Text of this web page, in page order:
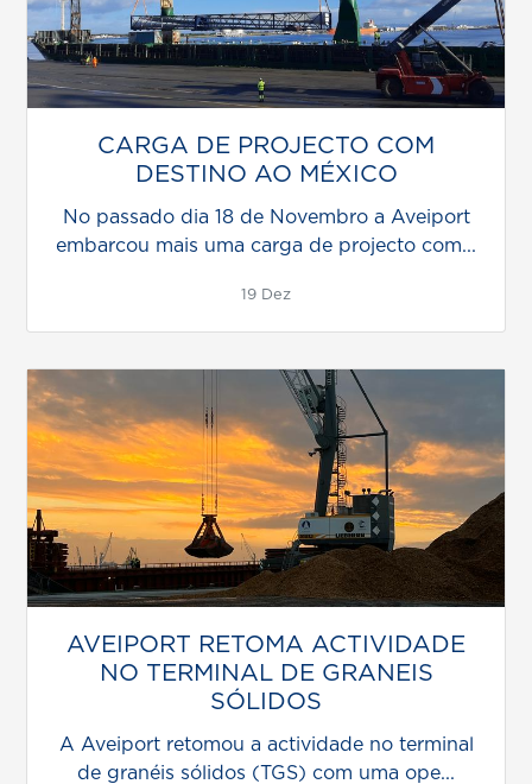
CARGA DE PROJECTO COM
DESTINO AO MÉXICO
No passado dia 18 de Novembro a Aveiport
embarcou mais uma carga de projecto com...
19 Dez
AVEIPORT RETOMA ACTIVIDADE
NO TERMINAL DE GRANEIS
SÓLIDOS
A Aveiport retomou a actividade no terminal
de granéis sólidos (TGS) com uma ope...